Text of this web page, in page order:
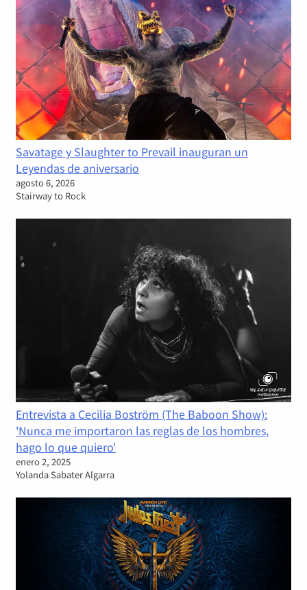
Savatage y Slaughter to Prevail inauguran un
Leyendas de aniversario
agosto 6, 2026
Stairway to Rock
Entrevista a Cecilia Boström (The Baboon Show):
'Nunca me importaron las reglas de los hombres,
hago lo que quiero'
enero 2, 2025
Yolanda Sabater Algarra